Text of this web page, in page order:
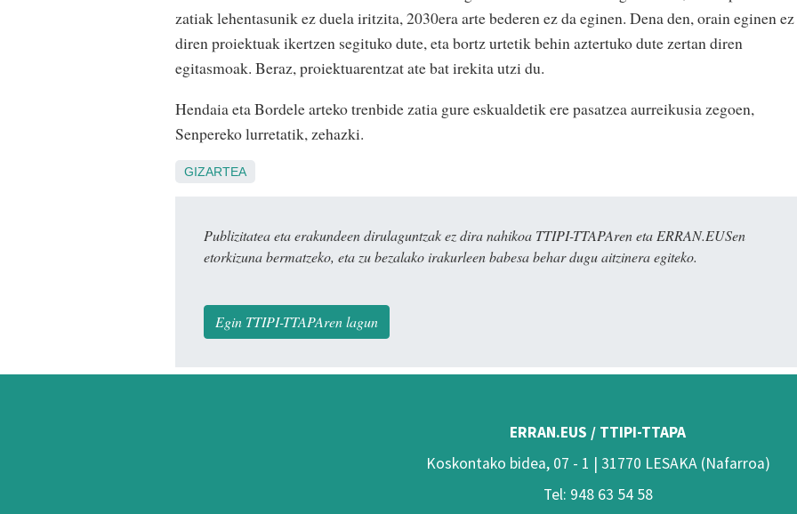
zatiak lehentasunik ez duela iritzita, 2030era arte bederen ez da eginen. Dena den, orain eginen ez
diren proiektuak ikertzen segituko dute, eta bortz urtetik behin aztertuko dute zertan diren
egitasmoak. Beraz, proiektuarentzat ate bat irekita utzi du.
Hendaia eta Bordele arteko trenbide zatia gure eskualdetik ere pasatzea aurreikusia zegoen,
Senpereko lurretatik, zehazki.
GIZARTEA
Publizitatea eta erakundeen dirulaguntzak ez dira nahikoa TTIPI-TTAPAren eta ERRAN.EUSen
etorkizuna bermatzeko, eta zu bezalako irakurleen babesa behar dugu aitzinera egiteko.
Egin TTIPI-TTAPAren lagun
ERRAN.EUS / TTIPI-TTAPA
Koskontako bidea, 07 - 1 | 31770 LESAKA (Nafarroa)
Tel: 948 63 54 58